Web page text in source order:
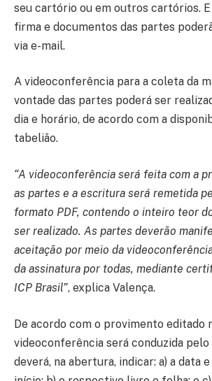
seu cartório ou em outros cartórios.
firma e documentos das partes
via e-mail.
A videoconferência para a coleta da
vontade das partes poderá ser
dia e horário, de acordo com a
tabelião.
“A videoconferência será feita com a
as partes e a escritura será remetida
formato PDF, contendo o inteiro teor
ser realizado. As partes deverão
aceitação por meio da
da assinatura por todas, mediante
ICP Brasil”, explica Valença.
De acordo com o provimento editado
videoconferência será conduzida pelo
deverá, na abertura, indicar: a) a data